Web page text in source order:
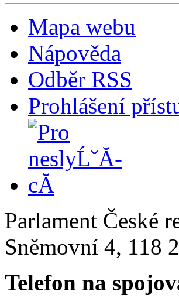
Mapa webu
Nápověda
Odběr RSS
Prohlášení
Parlament České
Sněmovní 4, 118
Telefon na